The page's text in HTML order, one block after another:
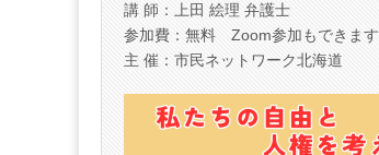
講 師：上田 絵理 弁護士
参加費：無料 Zoom参加もできます
主 催：市民ネットワーク北海道